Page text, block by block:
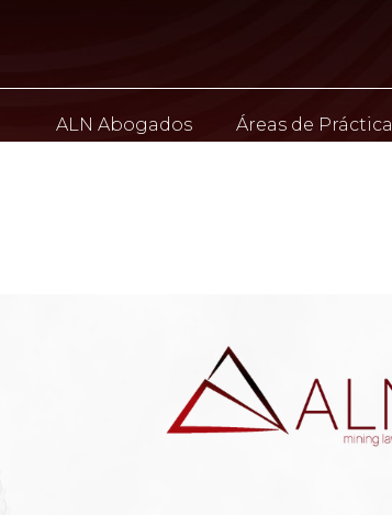
ALN Abogados Áreas de Práctica